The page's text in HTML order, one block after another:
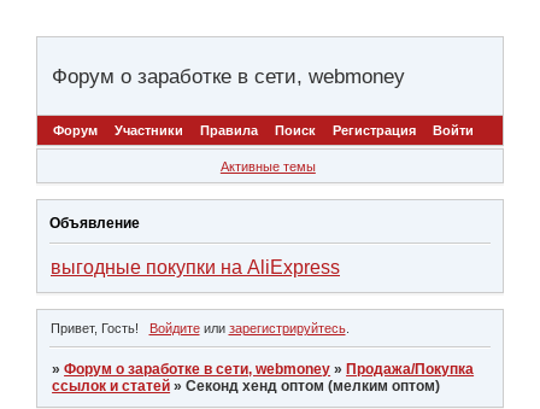
Форум о заработке в сети, webmoney
Форум Участники Правила Поиск Регистрация Войти
Активные темы
Объявление
выгодные покупки на AliExpress
Привет, Гость! Войдитеили зарегистрируйтесь.
»Форум о заработке в сети, webmoney » Продажа/Покупка
ссылок и статей »Секонд хенд оптом (мелким оптом)